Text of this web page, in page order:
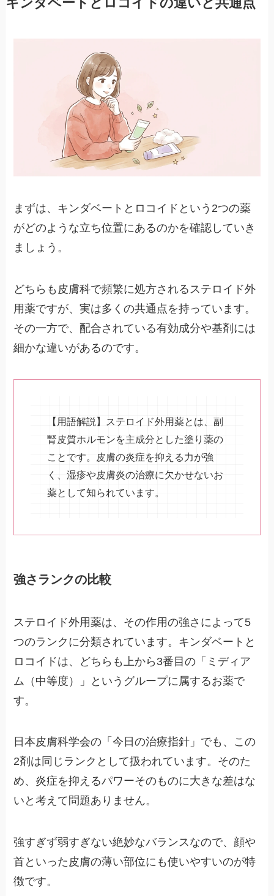
キンダベートとロコイドの違いと共通点
まずは、キンダベートとロコイドという2つの薬
がどのような立ち位置にあるのかを確認していき
ましょう。
どちらも皮膚科で頻繁に処方されるステロイド外
用薬ですが、実は多くの共通点を持っています。
その一方で、配合されている有効成分や基剤には
細かな違いがあるのです。
【用語解説】ステロイド外用薬とは、副
腎皮質ホルモンを主成分とした塗り薬の
ことです。皮膚の炎症を抑える力が強
く、湿疹や皮膚炎の治療に欠かせないお
薬として知られています。
強さランクの比較
ステロイド外用薬は、その作用の強さによって5
つのランクに分類されています。キンダベートと
ロコイドは、どちらも上から3番目の「ミディア
ム（中等度）」というグループに属するお薬で
す。
日本皮膚科学会の「今日の治療指針」でも、この
2剤は同じランクとして扱われています。そのた
め、炎症を抑えるパワーそのものに大きな差はな
いと考えて問題ありません。
強すぎず弱すぎない絶妙なバランスなので、顔や
首といった皮膚の薄い部位にも使いやすいのが特
徴です。